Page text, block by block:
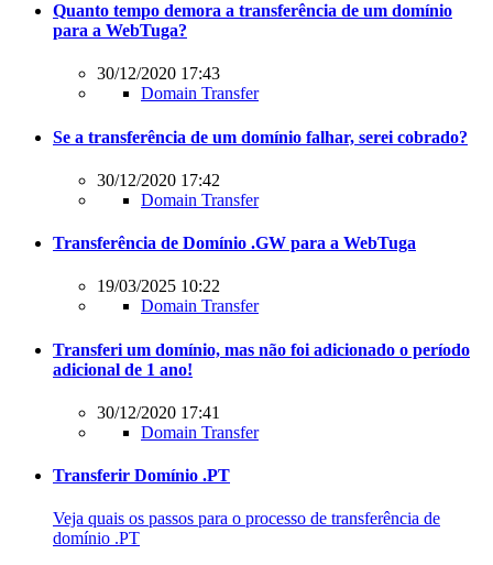
Quanto tempo demora a transferência de um domínio
para a WebTuga?
30/12/2020 17:43
Domain Transfer
Se a transferência de um domínio falhar, serei cobrado?
30/12/2020 17:42
Domain Transfer
Transferência de Domínio .GW para a WebTuga
19/03/2025 10:22
Domain Transfer
Transferi um domínio, mas não foi adicionado o período
adicional de 1 ano!
30/12/2020 17:41
Domain Transfer
Transferir Domínio .PT
Veja quais os passos para o processo de transferência de
domínio .PT